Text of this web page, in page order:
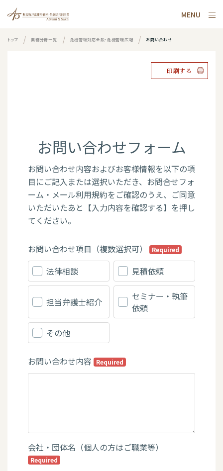
MENU
トップ 業務分野一覧 危機管理対応全般・危機管理広報 お問い合わせ
印刷する